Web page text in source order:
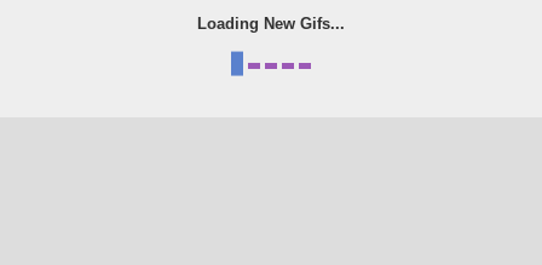
Loading New Gifs...